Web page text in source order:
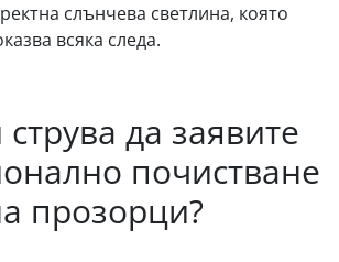
слънчева светлина, която
всяка следа.
струва да заявите
почистване
прозорци?